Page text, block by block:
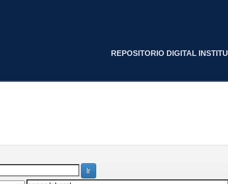
REPOSITORIO DIGITAL